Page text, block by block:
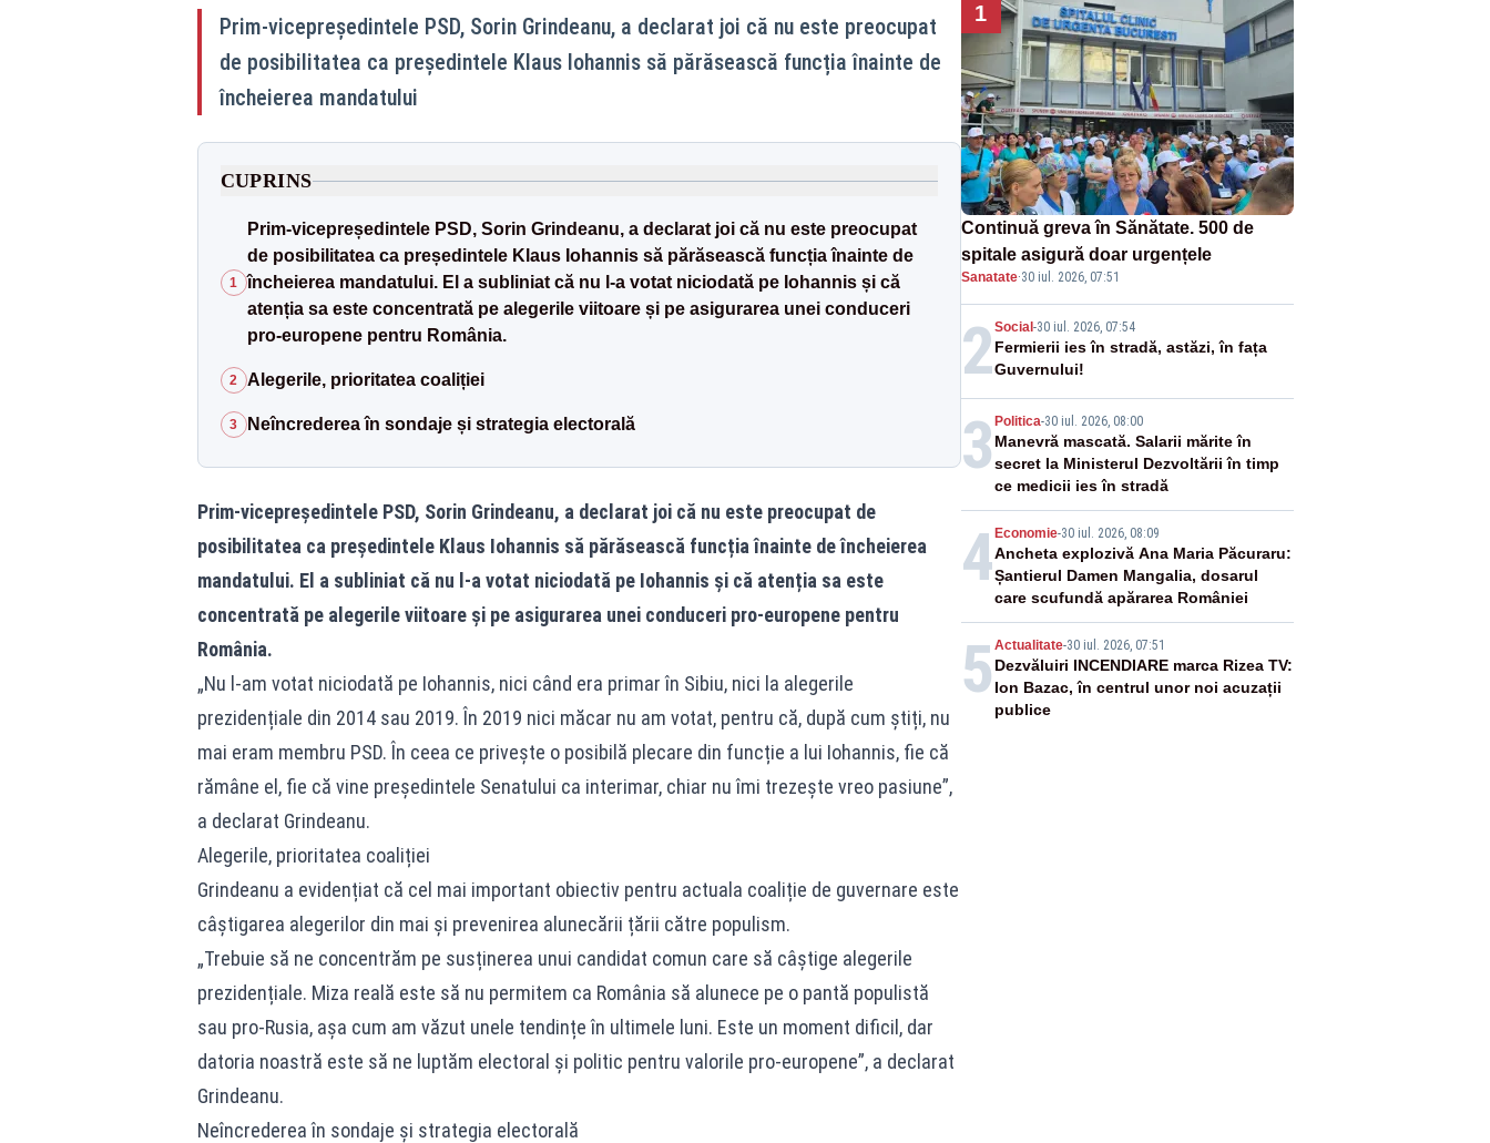
Prim-vicepreședintele PSD, Sorin Grindeanu, a declarat joi că nu este preocupat
de posibilitatea ca președintele Klaus Iohannis să părăsească funcția înainte de
încheierea mandatului
CUPRINS
1
Prim-vicepreședintele PSD, Sorin Grindeanu, a declarat joi că nu este preocupat
de posibilitatea ca președintele Klaus Iohannis să părăsească funcția înainte de
încheierea mandatului. El a subliniat că nu l-a votat niciodată pe Iohannis și că
atenția sa este concentrată pe alegerile viitoare și pe asigurarea unei conduceri
pro-europene pentru România.
2 Alegerile, prioritatea coaliției
3 Neîncrederea în sondaje și strategia electorală
Prim-vicepreședintele PSD, Sorin Grindeanu, a declarat joi că nu este preocupat de
posibilitatea ca președintele Klaus Iohannis să părăsească funcția înainte de încheierea
mandatului. El a subliniat că nu l-a votat niciodată pe Iohannis și că atenția sa este
concentrată pe alegerile viitoare și pe asigurarea unei conduceri pro-europene pentru
România.
„Nu l-am votat niciodată pe Iohannis, nici când era primar în Sibiu, nici la alegerile
prezidențiale din 2014 sau 2019. În 2019 nici măcar nu am votat, pentru că, după cum știți, nu
mai eram membru PSD. În ceea ce privește o posibilă plecare din funcție a lui Iohannis, fie că
rămâne el, fie că vine președintele Senatului ca interimar, chiar nu îmi trezește vreo pasiune”,
a declarat Grindeanu.
Alegerile, prioritatea coaliției
Grindeanu a evidențiat că cel mai important obiectiv pentru actuala coaliție de guvernare este
câștigarea alegerilor din mai și prevenirea alunecării țării către populism.
„Trebuie să ne concentrăm pe susținerea unui candidat comun care să câștige alegerile
prezidențiale. Miza reală este să nu permitem ca România să alunece pe o pantă populistă
sau pro-Rusia, așa cum am văzut unele tendințe în ultimele luni. Este un moment dificil, dar
datoria noastră este să ne luptăm electoral și politic pentru valorile pro-europene”, a declarat
Grindeanu.
Neîncrederea în sondaje și strategia electorală
1
Continuă greva în Sănătate. 500 de
spitale asigură doar urgențele
Sanatate·30 iul. 2026, 07:51
2Social -30 iul. 2026, 07:54
Fermierii ies în stradă, astăzi, în fața
Guvernului!
3 Politica-30 iul. 2026, 08:00
Manevră mascată. Salarii mărite în
secret la Ministerul Dezvoltării în timp
ce medicii ies în stradă
4 Economie-30 iul. 2026, 08:09
Ancheta explozivă Ana Maria Păcuraru:
Șantierul Damen Mangalia, dosarul
care scufundă apărarea României
5 Actualitate-30 iul. 2026, 07:51
Dezvăluiri INCENDIARE marca Rizea TV:
Ion Bazac, în centrul unor noi acuzații
publice